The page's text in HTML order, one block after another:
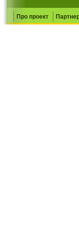
Про проект